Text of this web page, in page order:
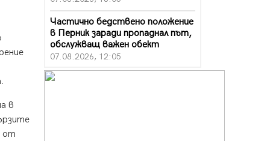
в
от
Частично бедствено положение
в Перник заради пропаднал път,
обслужващ важен обект
07.08.2026, 12:05
Да отговорим на жегите с филм